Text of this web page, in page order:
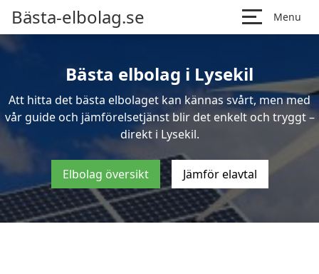
Bästa-elbolag.se Menu
Bästa elbolag i Lysekil
Att hitta det bästa elbolaget kan kännas svårt, men med
vår guide och jämförelsetjänst blir det enkelt och tryggt –
direkt i Lysekil.
Elbolag översikt Jämför elavtal